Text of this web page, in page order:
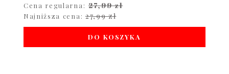
Cena regularna: 27,99 zł
Najniższa cena: 27,99 zł
DO KOSZYKA